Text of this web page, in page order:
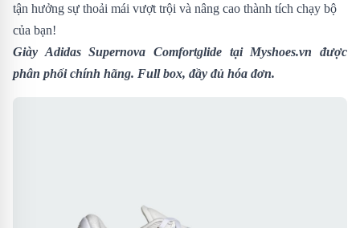
tận hưởng sự thoải mái vượt trội và nâng cao thành tích chạy bộ
của bạn!
Giày Adidas Supernova Comfortglide tại Myshoes.vn được
phân phối chính hãng. Full box, đầy đủ hóa đơn.